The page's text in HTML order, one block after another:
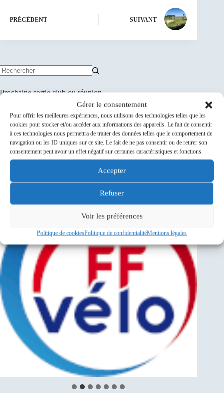
Gérer le consentement
Pour offrir les meilleures expériences, nous utilisons des technologies telles que les
cookies pour stocker et/ou accéder aux informations des appareils. Le fait de consentir
à ces technologies nous permettra de traiter des données telles que le comportement de
navigation ou les ID uniques sur ce site. Le fait de ne pas consentir ou de retirer son
consentement peut avoir un effet négatif sur certaines caractéristiques et fonctions.
Accepter
Refuser
Voir les préférences
Politique de cookiesPolitique de confidentialitéMentions légales
PRÉCÉDENT SUIVANT
résultat
Prochaine sortie club ou réunion
15
Août
ACS-052-118-0544...
15 Août 26
Savigny-sur-Orge
Sponsors